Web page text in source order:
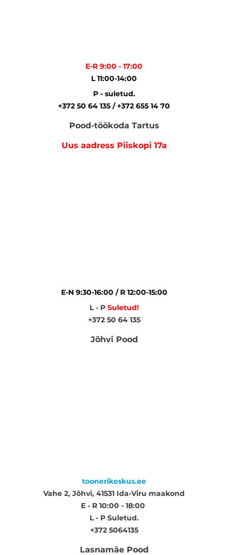
E-R 9:00 - 17:00
L 11:00-14:00
P - suletud.
+372 50 64 135 / +372 655 14 70
Pood-töökoda Tartus
Uus aadress Piiskopi 17a
E-N 9:30-16:00 / R 12:00-15:00
L - P Suletud!
+372 50 64 135
Jõhvi Pood
toonerikeskus.ee
Vahe 2, Jõhvi, 41531 Ida-Viru maakond
E - R 10:00 - 18:00
L - P Suletud.
+372 5064135
Lasnamäe Pood